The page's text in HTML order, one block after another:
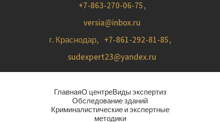
+7-863-270-06-75,
versia@inbox.ru
г. Краснодар, +7-861-292-81-85,
sudexpert23@yandex.ru
ГлавнаяО центреВиды экспертиз
Обследование зданий
Криминалистические и экспертные
методики